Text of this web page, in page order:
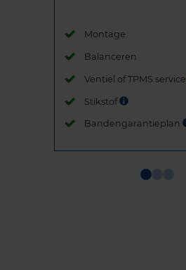
Montage
Balanceren
Ventiel of TPMS service
Stikstof
Bandengarantieplan